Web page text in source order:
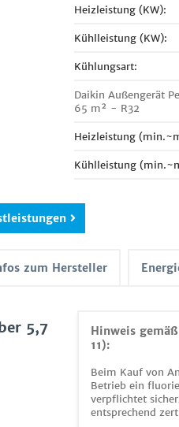
Heizleistung (KW):
Kühlleistung (KW):
Kühlungsart:
Daikin Außengerät
65 m² - R32
Heizleistung
Kühlleistung
zum Hersteller
Hinweis
11):
Beim Kauf von
Betrieb ein
verpflichtet
entsprechend
5,7